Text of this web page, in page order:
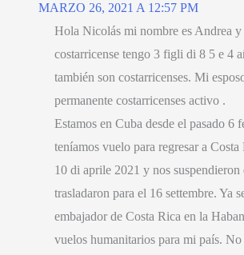
MARZO 26, 2021 A 12:57 PM
Hola Nicolás mi nombre es Andrea y
costarricense tengo 3 figli di 8 5 e 4
también son costarricenses. Mi
permanente costarricenses activo .
Estamos en Cuba desde el pasado 6
teníamos vuelo para regresar a
10 di aprile 2021 y nos
trasladaron para el 16 settembre. Ya
embajador de Costa Rica en la
vuelos humanitarios para mi país. No